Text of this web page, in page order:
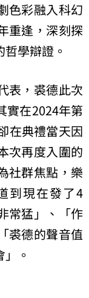
色彩融入科幻
重逢，深刻探
學辯證。
表，裘德此次
實在2024年第
在典禮當天因
次再度入圍的
社群焦點，樂
到現在發了4
常猛」、「作
裘德的聲音值
。